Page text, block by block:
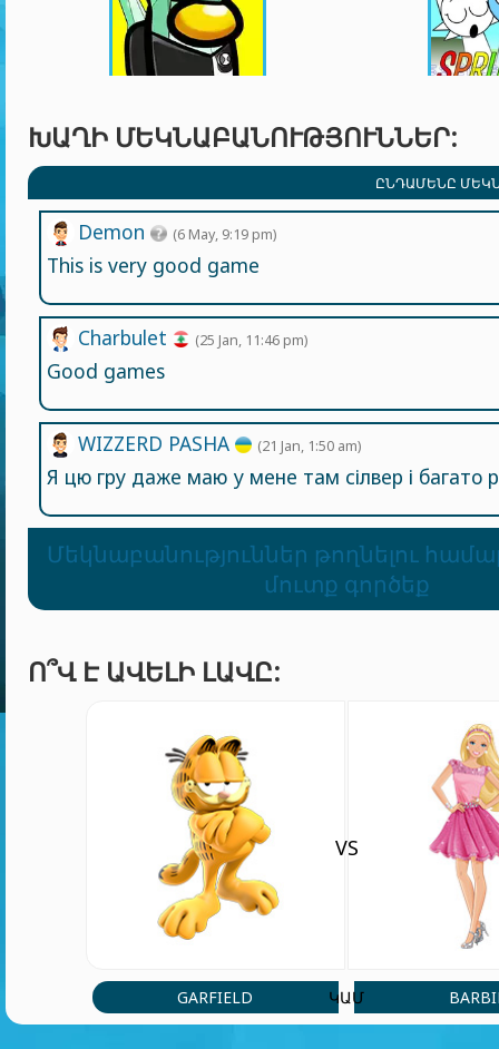
ԽԱՂԻ ՄԵԿՆԱԲԱՆՈՒԹՅՈՒՆՆԵՐ:
ԸՆԴԱՄԵՆԸ
WIZZERD PASHA (21 Jan, 1:50 am)
Я цю гру даже маю у мене там сілвер і багато
Charbulet (25 Jan, 11:46 pm)
Good games
Demon (6 May, 9:19 pm)
This is very good game
Մեկնաբանություններ թողնելու
մուտք գործեք
Ո՞Վ Է ԱՎԵԼԻ ԼԱՎԸ:
GARFIELD
VS
ԿԱՄ